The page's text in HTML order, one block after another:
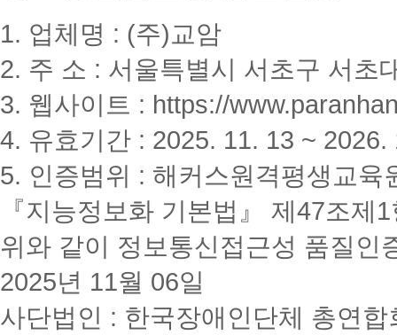
1. 업체명 : (주)교암
2. 주 소 : 서울특별시 서초구 서초
3. 웹사이트 : https://
4. 유효기간 : 2025. 11. 13 ~ 2026.
5. 인증범위 : 해커스원격평생교육
『지능정보화 기본법』 제47조
위와 같이 정보통신접근성 품질인
2025년 11월 06일
사단법인 : 한국장애인단체 총연